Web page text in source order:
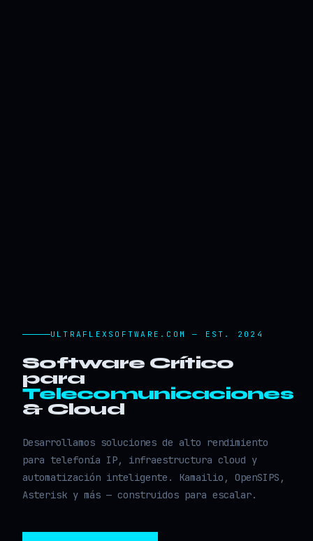
ULTRAFLEXSOFTWARE.COM — EST. 2024
Software Crítico
para
Telecomunicaciones
& Cloud
Desarrollamos soluciones de alto rendimiento
para telefonía IP, infraestructura cloud y
automatización inteligente. Kamailio, OpenSIPS,
Asterisk y más — construidos para escalar.